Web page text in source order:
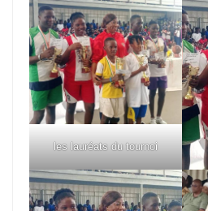
les lauréats du tournoi